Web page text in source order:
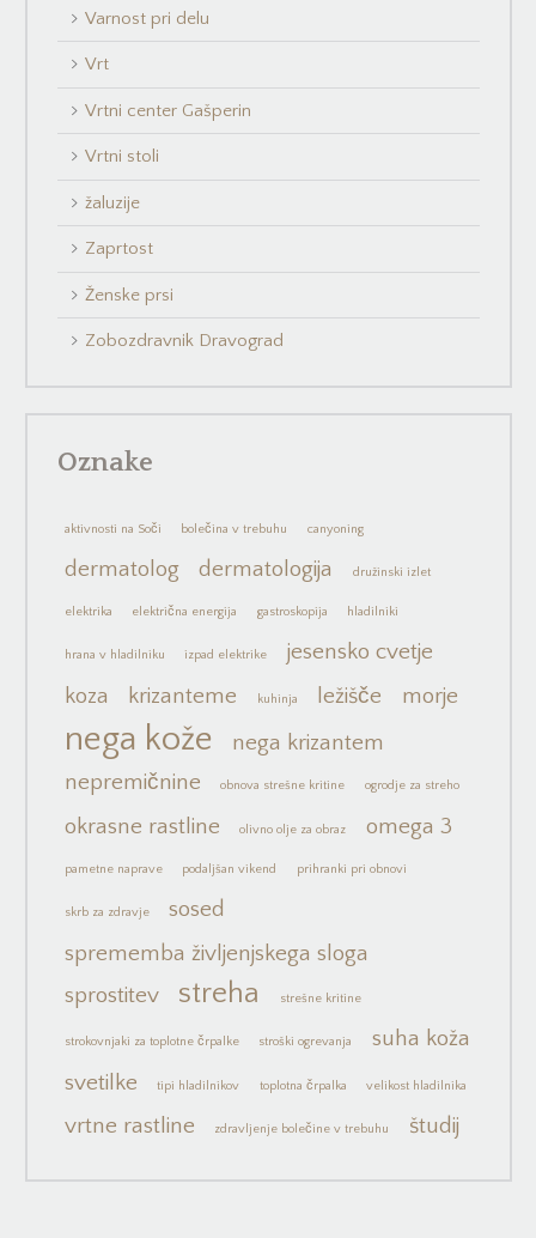
Varnost pri delu
Vrt
Vrtni center Gašperin
Vrtni stoli
žaluzije
Zaprtost
Ženske prsi
Zobozdravnik Dravograd
Oznake
aktivnosti na Soči bolečina v trebuhu canyoning
dermatolog dermatologija družinski izlet
elektrika električna energija gastroskopija hladilniki
hrana v hladilniku izpad elektrike
jesensko cvetje
koza
krizanteme kuhinja ležišče morje
nega kože
nega krizantem
nepremičnine
obnova strešne kritine ogrodje za streho
okrasne rastline olivno olje za obraz omega 3
pametne naprave podaljšan vikend prihranki pri obnovi
skrb za zdravje
sosed
sprememba življenjskega sloga
sprostitev
streha strešne kritine
strokovnjaki za toplotne črpalke stroški ogrevanja
suha koža
svetilke
tipi hladilnikov toplotna črpalka velikost hladilnika
vrtne rastline zdravljenje bolečine v trebuhu študij